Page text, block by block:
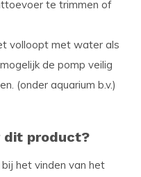
te trimmen of
volloopt met water als
de pomp veilig
(onder aquarium b.v.)
dit product?
het vinden van het